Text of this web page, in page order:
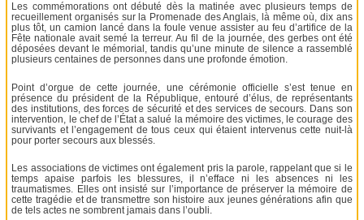
Les commémorations ont débuté dès la matinée avec plusieurs temps de
recueillement organisés sur la Promenade des Anglais, là même où, dix ans
plus tôt, un camion lancé dans la foule venue assister au feu d’artifice de la
Fête nationale avait semé la terreur. Au fil de la journée, des gerbes ont été
déposées devant le mémorial, tandis qu’une minute de silence a rassemblé
plusieurs centaines de personnes dans une profonde émotion.
Point d’orgue de cette journée, une cérémonie officielle s’est tenue en
présence du président de la République, entouré d’élus, de représentants
des institutions, des forces de sécurité et des services de secours. Dans son
intervention, le chef de l’État a salué la mémoire des victimes, le courage des
survivants et l’engagement de tous ceux qui étaient intervenus cette nuit-là
pour porter secours aux blessés.
Les associations de victimes ont également pris la parole, rappelant que si le
temps apaise parfois les blessures, il n’efface ni les absences ni les
traumatismes. Elles ont insisté sur l’importance de préserver la mémoire de
cette tragédie et de transmettre son histoire aux jeunes générations afin que
de tels actes ne sombrent jamais dans l’oubli.